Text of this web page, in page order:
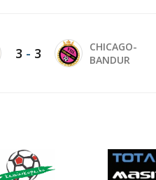
3 - 3
CHICAGO-
BANDUR